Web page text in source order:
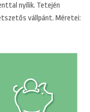
nyílik. Tetején
vállpánt. Méretei: